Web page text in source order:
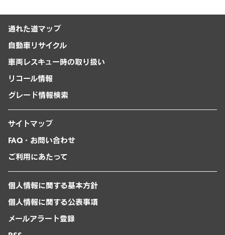
通れた道マップ
自動車リサイクル
車両レスキュー時の取り扱い
リコール情報
グレード情報検索
サイトマップ
FAQ・お問い合わせ
ご利用にあたって
個人情報に関する基本方針
個人情報に関する公表事項
メールアラート登録